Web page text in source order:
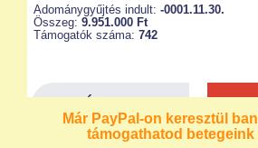
Már PayPal-on keresztül
támogathatod betegeink